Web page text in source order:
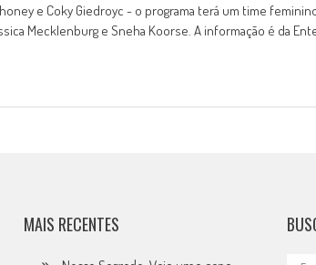
e Coky Giedroyc - o programa terá um time
Mecklenburg e Sneha Koorse. A informação é da
MAIS RECENTES